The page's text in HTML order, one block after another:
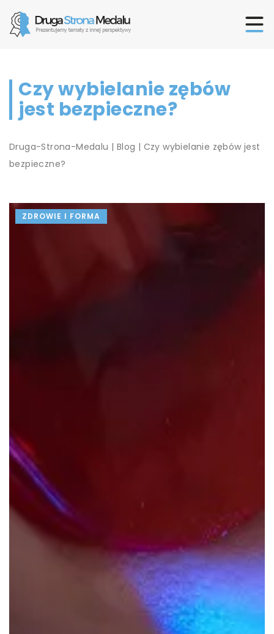
Czy wybielanie zębów
jest bezpieczne?
Druga-Strona-Medalu | Blog | Czy wybielanie zębów jest
bezpieczne?
ZDROWIE I FORMA